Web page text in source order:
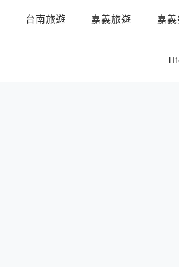
台南旅遊 嘉義旅遊 嘉